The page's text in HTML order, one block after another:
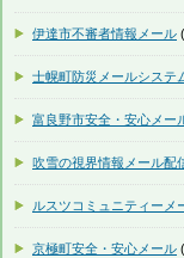
伊達市不審者情報メール
士幌町防災メールシステ
富良野市安全・安心メー
吹雪の視界情報メール配
ルスツコミュニティーメ
京極町安全・安心メール